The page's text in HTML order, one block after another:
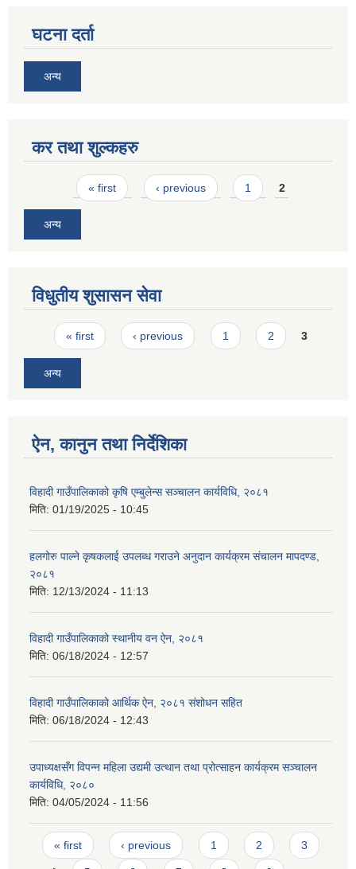
घटना दर्ता
अन्य
कर तथा शुल्कहरु
Pages« first ‹ previous 1 2
अन्य
विधुतीय शुसासन सेवा
Pages
« first ‹ previous 1 2 3
अन्य
ऐन, कानुन तथा निर्देशिका
विहादी गाउँपालिकाको कृषि एम्बुलेन्स सञ्चालन कार्यविधि, २०८१
मिति: 01/19/2025 - 10:45
हलगोरु पाल्ने कृषकलाई उपलब्ध गराउने अनुदान कार्यक्रम संचालन मापदण्ड,
२०८१
मिति: 12/13/2024 - 11:13
विहादी गाउँपालिकाको स्थानीय वन ऐन, २०८१
मिति: 06/18/2024 - 12:57
विहादी गाउँपालिकाको आर्थिक ऐन, २०८१ संशोधन सहित
मिति: 06/18/2024 - 12:43
उपाध्यक्षसँग विपन्न महिला उद्यमी उत्थान तथा प्रोत्साहन कार्यक्रम सञ्चालन
कार्यविधि, २०८०
मिति: 04/05/2024 - 11:56
Pages
« first ‹ previous 1 2 3